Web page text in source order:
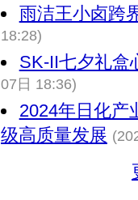
雨洁王小卤跨
18:28)
SK-II七夕礼盒
07日 18:36)
2024年日化产
级高质量发展